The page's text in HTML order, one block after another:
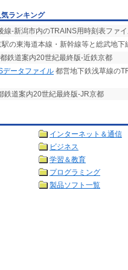
気ランキング
線-新潟市内のTRAINS用時刻表ファ
の東海道本線・新幹線等と総武地
鉄道案内20世紀最終版-近鉄京都
データファイル 都営地下鉄浅草線の
鉄道案内20世紀最終版-JR京都
インターネット＆通信
ビジネス
学習＆教育
プログラミング
製品ソフト一覧